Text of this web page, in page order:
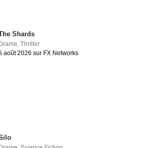
Shards
Drame,Thriller
août 2026 sur FX Networks